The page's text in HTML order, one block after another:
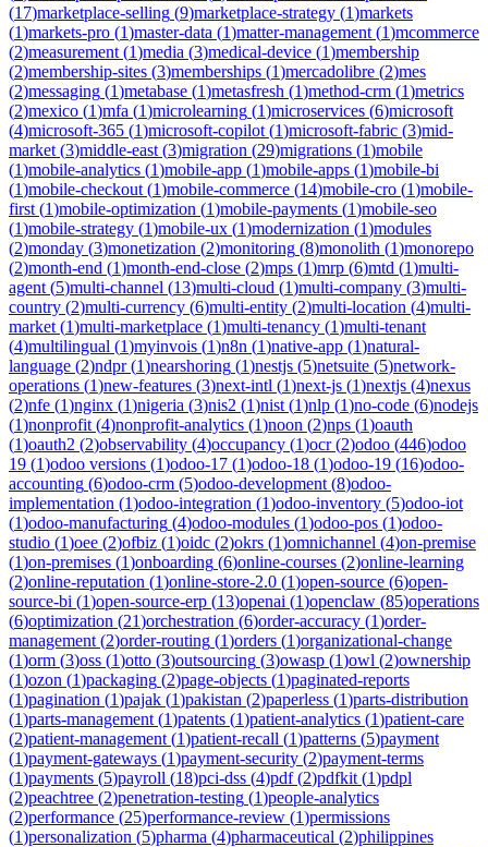
(17)marketplace-selling (9)marketplace-strategy (1)markets
(1)markets-pro (1)master-data (1)matter-management (1)mcommerce
(2)measurement (1)media (3)medical-device (1)membership
(2)membership-sites (3)memberships (1)mercadolibre (2)mes
(2)messaging (1)metabase (1)metasfresh (1)method-crm (1)metrics
(2)mexico (1)mfa (1)microlearning (1)microservices (6)microsoft
(4)microsoft-365 (1)microsoft-copilot (1)microsoft-fabric (3)mid-
market (3)middle-east (3)migration (29)migrations (1)mobile
(1)mobile-analytics (1)mobile-app (1)mobile-apps (1)mobile-bi
(1)mobile-checkout (1)mobile-commerce (14)mobile-cro (1)mobile-
first (1)mobile-optimization (1)mobile-payments (1)mobile-seo
(1)mobile-strategy (1)mobile-ux (1)modernization (1)modules
(2)monday (3)monetization (2)monitoring (8)monolith (1)monorepo
(2)month-end (1)month-end-close (2)mps (1)mrp (6)mtd (1)multi-
agent (5)multi-channel (13)multi-cloud (1)multi-company (3)multi-
country (2)multi-currency (6)multi-entity (2)multi-location (4)multi-
market (1)multi-marketplace (1)multi-tenancy (1)multi-tenant
(4)multilingual (1)myinvois (1)n8n (1)native-app (1)natural-
language (2)ndpr(1)nearshoring (1)nestjs (5)netsuite (5)network-
operations (1)new-features (3)next-intl (1)next-js (1)nextjs (4)nexus
(2)nfe (1)nginx (1)nigeria (3)nis2 (1)nist (1)nlp (1)no-code (6)nodejs
(1)nonprofit (4)nonprofit-analytics (1)noon (2)nps (1)oauth
(1)oauth2 (2)observability (4)occupancy (1)ocr(2)odoo (446)odoo
19 (1)odoo versions (1)odoo-17 (1)odoo-18 (1)odoo-19 (16)odoo-
accounting (6)odoo-crm (5)odoo-development (8)odoo-
implementation (1)odoo-integration (1)odoo-inventory (5)odoo-iot
(1)odoo-manufacturing (4)odoo-modules (1)odoo-pos (1)odoo-
studio (1)oee (2)ofbiz (1)oidc (2)okrs (1)omnichannel (4)on-premise
(1)on-premises (1)onboarding (6)online-courses (2)online-learning
(2)online-reputation (1)online-store-2.0 (1)open-source (6)open-
source-bi (1)open-source-erp (13)openai (1)openclaw (85)operations
(6)optimization (21)orchestration (6)order-accuracy (1)order-
management (2)order-routing (1)orders (1)organizational-change
(1)orm (3)oss (1)otto (3)outsourcing (3)owasp (1)owl (2)ownership
(1)ozon (1)packaging (2)page-objects (1)paginated-reports
(1)pagination (1)pajak (1)pakistan (2)paperless (1)parts-distribution
(1)parts-management (1)patents (1)patient-analytics (1)patient-care
(2)patient-management (1)patient-recall (1)patterns (5)payment
(1)payment-gateways (1)payment-security (2)payment-terms
(1)payments (5)payroll (18)pci-dss (4)pdf(2)pdfkit (1)pdpl
(2)peachtree (2)penetration-testing (1)people-analytics
(2)performance (25)performance-review (1)permissions
(1)personalization (5)pharma (4)pharmaceutical (2)philippines